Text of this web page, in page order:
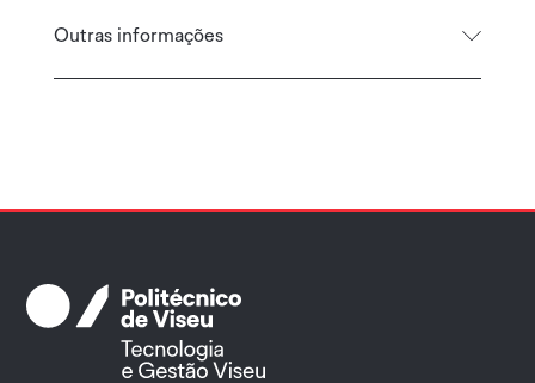
Outras informações